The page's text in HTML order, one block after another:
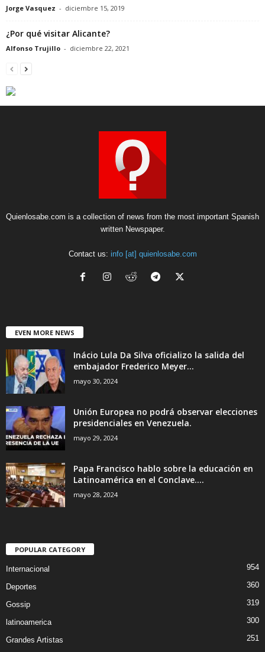
Jorge Vasquez - diciembre 15, 2019
¿Por qué visitar Alicante?
Alfonso Trujillo - diciembre 22, 2021
Quienlosabe.com is a collection of news from the most important Spanish
written Newspaper.
Contact us: info [at] quienlosabe.com
EVEN MORE NEWS
Inácio Lula Da Silva oficializo la salida del
embajador Frederico Meyer...
mayo 30, 2024
Unión Europea no podrá observar elecciones
presidenciales en Venezuela.
mayo 29, 2024
Papa Francisco hablo sobre la educación en
Latinoamérica en el Conclave....
mayo 28, 2024
POPULAR CATEGORY
Internacional 954
Deportes 360
Gossip 319
latinoamerica 300
Grandes Artistas
251